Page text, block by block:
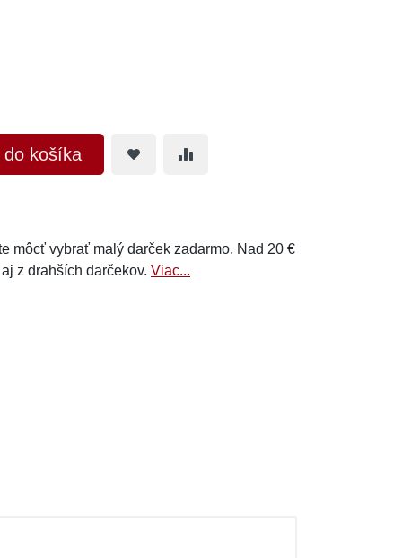
košíka
môcť vybrať malý darček zadarmo. Nad 20 €
z drahších darčekov. Viac...